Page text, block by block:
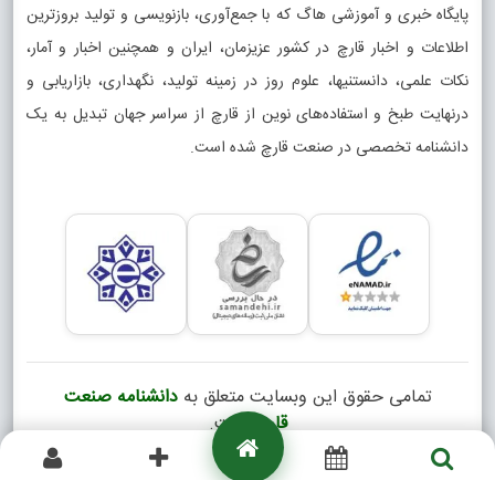
پایگاه خبری و آموزشی هاگ که با جمع‌آوری، بازنویسی و تولید بروزترین
اطلاعات و اخبار قارچ در کشور عزیزمان، ایران و همچنین اخبار و آمار،
نکات علمی، دانستنیها، علوم روز در زمینه تولید، نگهداری، بازاریابی و
درنهایت طبخ و استفاده‌های نوین از قارچ از سراسر جهان تبدیل به یک
دانشنامه تخصصی در صنعت قارچ شده است.
تمامی حقوق این وبسایت متعلق بهدانشنامه صنعت
قارچ است.
Copyright © 2026